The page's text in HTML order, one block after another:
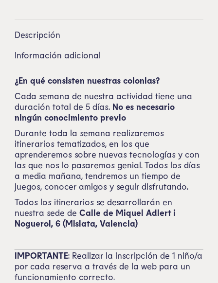
Descripción
Información adicional
¿En qué consisten nuestras colonias?
Cada semana de nuestra actividad tiene una
duración total de 5 días. No es necesario
ningún conocimiento previo
Durante toda la semana realizaremos
itinerarios tematizados, en los que
aprenderemos sobre nuevas tecnologías y con
las que nos lo pasaremos genial. Todos los días
a media mañana, tendremos un tiempo de
juegos, conocer amigos y seguir disfrutando.
Todos los itinerarios se desarrollarán en
nuestra sede de Calle de Miquel Adlert i
Noguerol, 6 (Mislata, Valencia)
IMPORTANTE: Realizar la inscripción de 1 niño/a
por cada reserva a través de la web para un
funcionamiento correcto.